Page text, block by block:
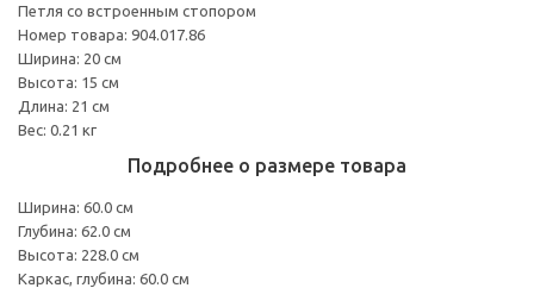
Петля со встроенным стопором
Номер товара: 904.017.86
Ширина: 20 см
Высота: 15 см
Длина: 21 см
Вес: 0.21 кг
Подробнее о размере товара
Ширина: 60.0 см
Глубина: 62.0 см
Высота: 228.0 см
Каркас, глубина: 60.0 см